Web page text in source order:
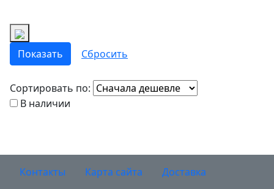
Сортировать по:
В наличии
Контакты Карта сайта
Доставка